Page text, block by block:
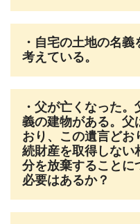
・自宅の土地の名
考えている。
・父が亡くなった
義の建物がある。父
おり、この遺言どお
続財産を取得しない
分を放棄することに
必要はあるか？